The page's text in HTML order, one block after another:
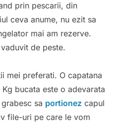
prin pescarii, din
ceva anume, nu ezit sa
mai am rezerve.
de peste.
mei preferati. O capatana
bucata este o adevarata
sa portionezcapul
file-uri pe care le vom